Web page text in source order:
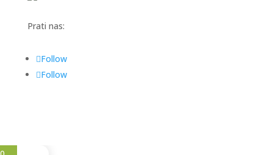
Prati nas:
Follow
Follow